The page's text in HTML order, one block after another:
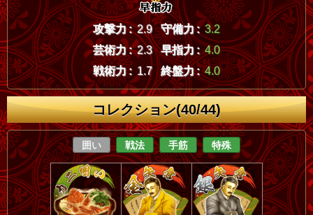
攻撃力 : 2.9 守備力 : 3.2
芸術力 : 2.3 早指力 : 4.0
戦術力 : 1.7 終盤力 : 4.0
コレクション(40/44)
囲い 戦法 手筋 特殊